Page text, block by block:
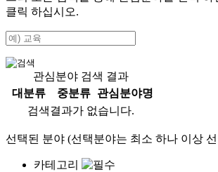
클릭 하십시오.
관심분야 검색 결과
대분류
중분류
관심분야명
검색결과가 없습니다.
선택된 분야 (선택분야는 최소 하나 이상
카테고리